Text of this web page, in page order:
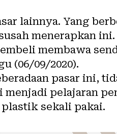
lainnya. Yang
menerapkan
membawa
(06/09/2020).
pasar ini,
menjadi pelajaran
sekali pakai.